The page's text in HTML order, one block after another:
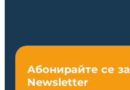
Абонирайте се за
Newsletter